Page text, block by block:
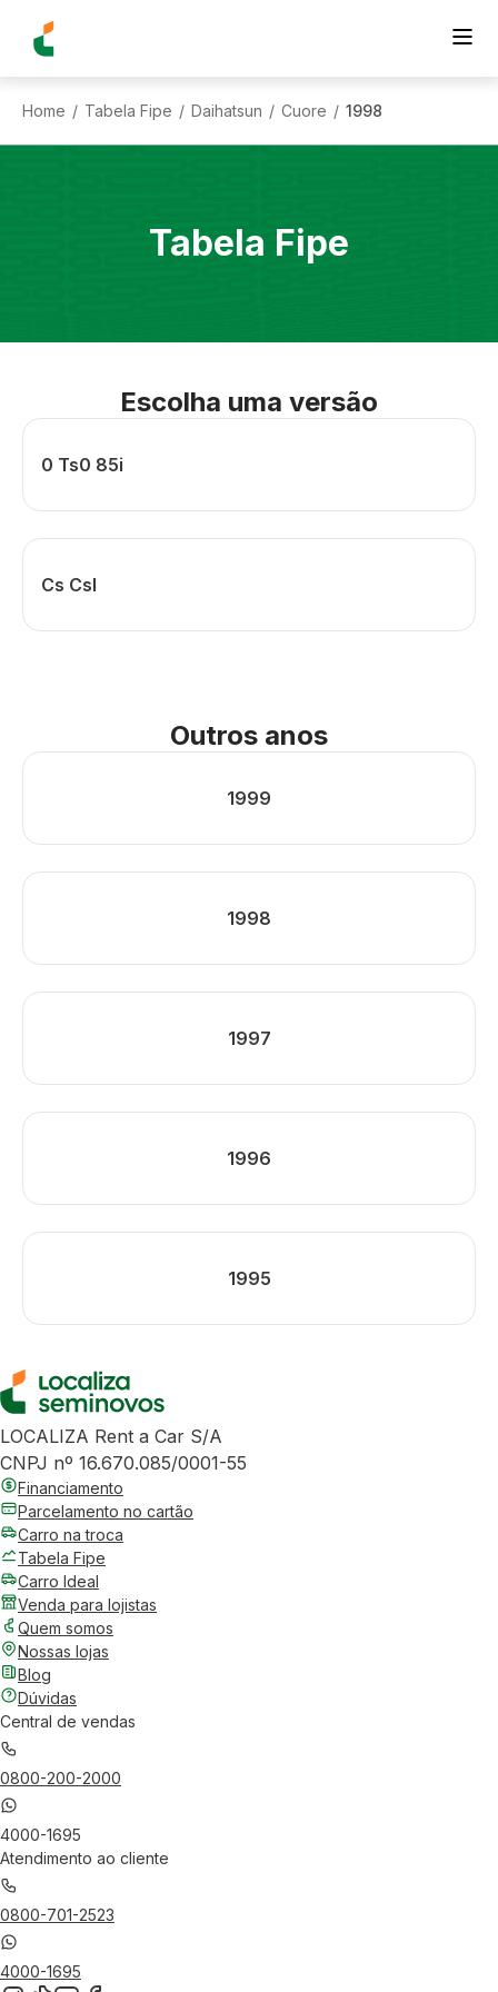
Home / Tabela Fipe / Daihatsun / Cuore / 1998
Tabela Fipe
Escolha uma versão
0 Ts0 85i
Cs Csl
Outros anos
1999
1998
1997
1996
1995
LOCALIZA Rent a Car S/A
CNPJ nº 16.670.085/0001-55
Financiamento
Parcelamento no cartão
Carro na troca
Tabela Fipe
Carro Ideal
Venda para lojistas
Quem somos
Nossas lojas
Blog
Dúvidas
Central de vendas
0800-200-2000
4000-1695
Atendimento ao cliente
0800-701-2523
4000-1695